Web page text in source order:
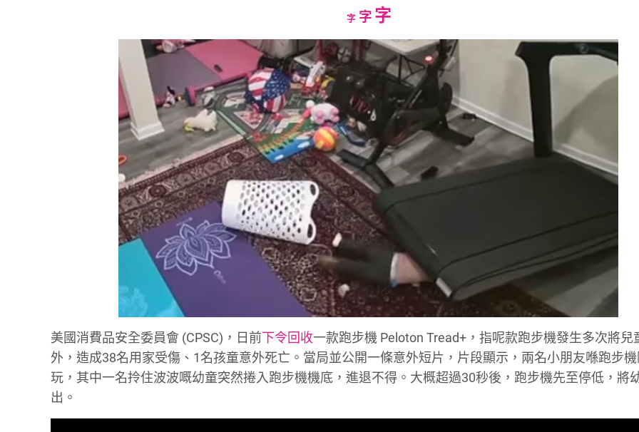
字Decrease
size.
字Reset
size.
字Increase
font
size.
美國消費品安全委員會 (CPSC)，日前下令回收一款跑步機 Peloton Tread+，指呢款跑步機發生多次將兒
外，造成38名用家受傷、1名孩童意外死亡。當局並公開一條意外短片，片段顯示，兩名小朋友喺跑步
玩，其中一名拎住波波嘅幼童突然捲入跑步機機底，進退不得。大概超過30秒後，跑步機先至停低，將
出。